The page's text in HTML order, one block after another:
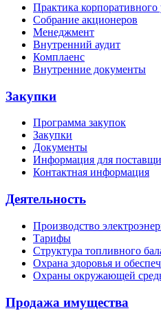
Практика корпоративного
Собрание акционеров
Менеджмент
Внутренний аудит
Комплаенс
Внутренние документы
Закупки
Программа закупок
Закупки
Документы
Информация для
Контактная информация
Деятельность
Производство
Тарифы
Структура топливного
Охрана здоровья и
Охраны окружающей
Продажа имущества